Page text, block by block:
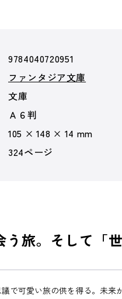
9784040720951
ファンタジア文庫
文庫
Ａ６判
105 × 148 × 14 mm
324ページ
う旅。そして「
で可愛い旅の供を得る。未